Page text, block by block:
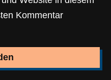
Kommentar